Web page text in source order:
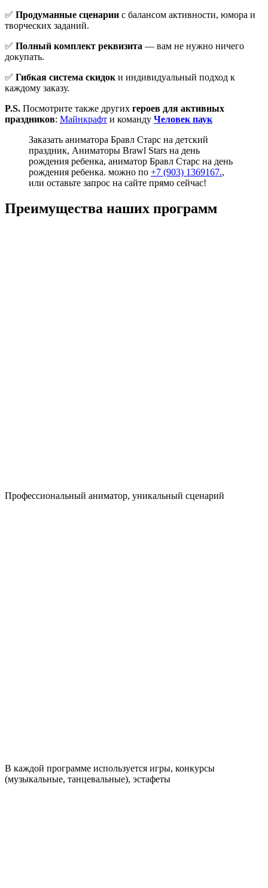
✅ Продуманные сценарии с балансом активности, юмора и
творческих заданий.
✅ Полный комплект реквизита — вам не нужно ничего
докупать.
✅ Гибкая система скидок и индивидуальный подход к
каждому заказу.
P.S. Посмотрите также других героев для активных
праздников: Майнкрафт и команду Человек паук
Заказать аниматора Бравл Старс на детский
праздник, Аниматоры Brawl Stars на день
рождения ребенка, аниматор Бравл Старс на день
рождения ребенка. можно по +7 (903) 1369167.,
или оставьте запрос на сайте прямо сейчас!
Преимущества наших программ
Профессио­нальный аниматор, уникальный сценарий
В каждой программе используется игры, конкурсы
(музыкальные, танцевальные), эстафеты